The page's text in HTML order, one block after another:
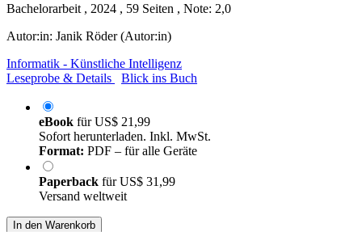
Bachelorarbeit , 2024 , 59 Seiten , Note: 2,0
Autor:in: Janik Röder (Autor:in)
Informatik - Künstliche Intelligenz
Leseprobe & Details
Blick ins Buch
eBook fürUS$ 21,99
Sofort herunterladen. Inkl. MwSt.
Format: PDF – für alle Geräte
Paperback fürUS$ 31,99
Versand weltweit
In den Warenkorb